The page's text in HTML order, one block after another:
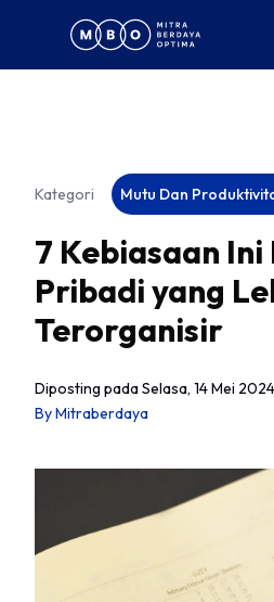
Kategori Mutu Dan
7 Kebiasaan
Pribadi yang
Terorganisir
Diposting padaSelasa, 14 Mei 2024
ByMitraberdaya